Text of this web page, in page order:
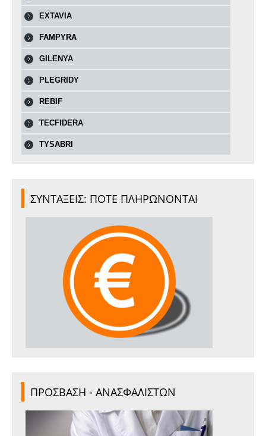
EXTAVIA
FAMPYRA
GILENYA
PLEGRIDY
REBIF
TECFIDERA
TYSABRI
ΣΥΝΤΑΞΕΙΣ: ΠΟΤΕ ΠΛΗΡΩΝΟΝΤΑΙ
ΠΡΟΣΒΑΣΗ - ΑΝΑΣΦΑΛΙΣΤΩΝ